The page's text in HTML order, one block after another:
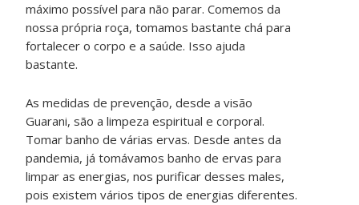
máximo possível para não parar. Comemos da
nossa própria roça, tomamos bastante chá para
fortalecer o corpo e a saúde. Isso ajuda
bastante.
As medidas de prevenção, desde a visão
Guarani, são a limpeza espiritual e corporal.
Tomar banho de várias ervas. Desde antes da
pandemia, já tomávamos banho de ervas para
limpar as energias, nos purificar desses males,
pois existem vários tipos de energias diferentes.